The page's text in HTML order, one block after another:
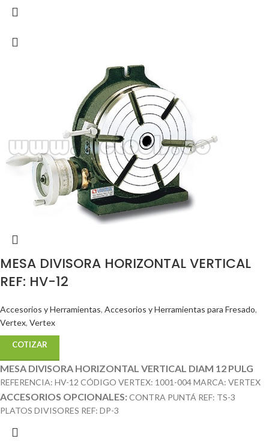
MESA DIVISORA HORIZONTAL VERTICAL
REF: HV-12
Accesorios y Herramientas, Accesorios y Herramientas para Fresado,
Vertex, Vertex
COTIZAR
MESA DIVISORA HORIZONTAL VERTICAL DIAM 12 PULG
REFERENCIA: HV-12 CÓDIGO VERTEX: 1001-004 MARCA: VERTEX
ACCESORIOS OPCIONALES:CONTRA PUNTÁ REF: TS-3
PLATOS DIVISORES REF: DP-3